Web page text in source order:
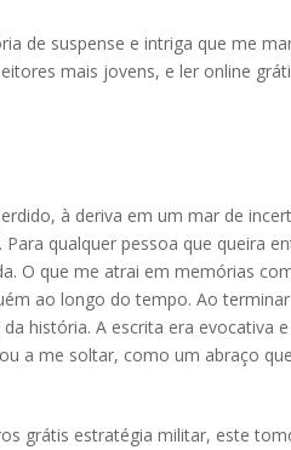
de suspense e intriga que me
mais jovens, e ler online
à deriva em um mar de
qualquer pessoa que queira
O que me atrai em memórias
ao longo do tempo. Ao
história. A escrita era evocativa
a me soltar, como um abraço
grátis estratégia militar, este